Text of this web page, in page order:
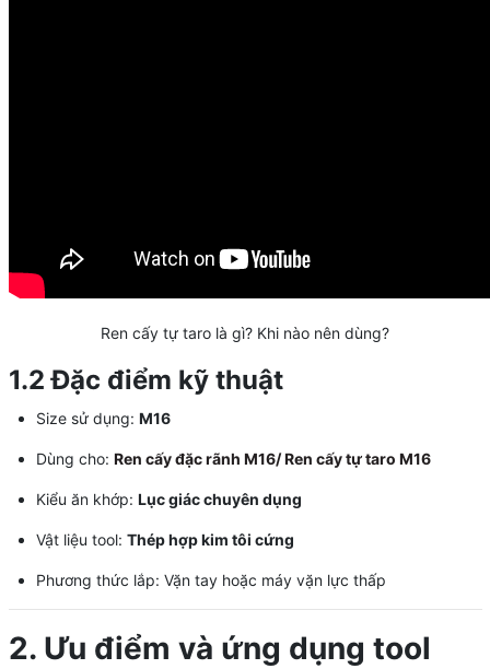
Ren cấy tự taro là gì? Khi nào nên dùng?
1.2 Đặc điểm kỹ thuật
Size sử dụng: M16
Dùng cho: Ren cấy đặc rãnh M16/ Ren cấy tự taro M16
Kiểu ăn khớp: Lục giác chuyên dụng
Vật liệu tool: Thép hợp kim tôi cứng
Phương thức lắp: Vặn tay hoặc máy vặn lực thấp
2. Ưu điểm và ứng dụng tool